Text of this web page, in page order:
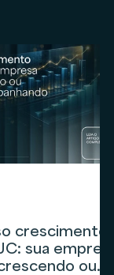
crescimento
sua
ou